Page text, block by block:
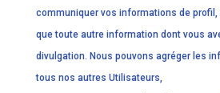
communiquer vos informations de profil,
que toute autre information dont vous
divulgation. Nous pouvons agréger les
tous nos autres Utilisateurs,